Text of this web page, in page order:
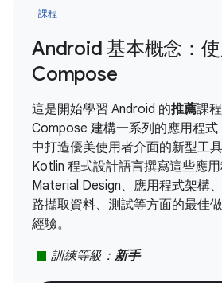
課程
Android 基本概念：
Compose
這是開始學習 Android 的推薦課
Compose 建構一系列的應用程式
中打造優美使用者介面的新型工
Kotlin 程式設計語言撰寫這些應
Material Design、應用程式架構
路擷取資料、測試等方面的最佳
經驗。
stop 訓練等級： 新手